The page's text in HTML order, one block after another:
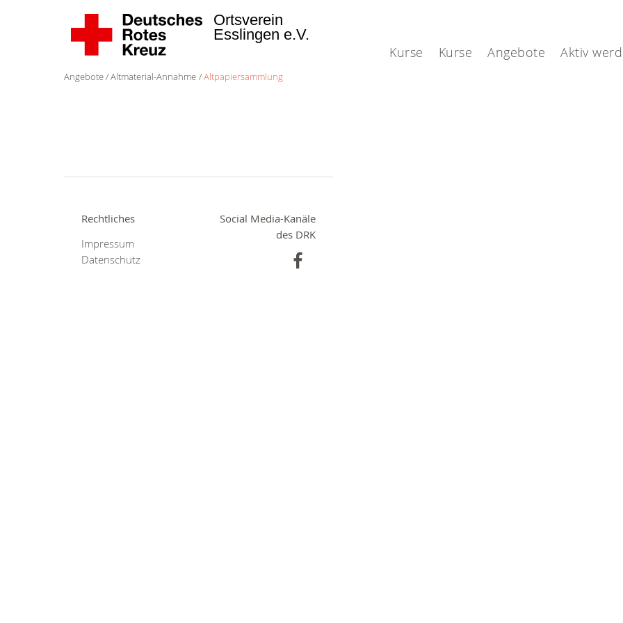
Kurse Kurse Angebote Aktiv
Ortsverein
Esslingen e.V.
Angebote Altmaterial-Annahme Altpapiersammlung
Rechtliches
Impressum
Datenschutz
Social Media-Kanäle
des DRK